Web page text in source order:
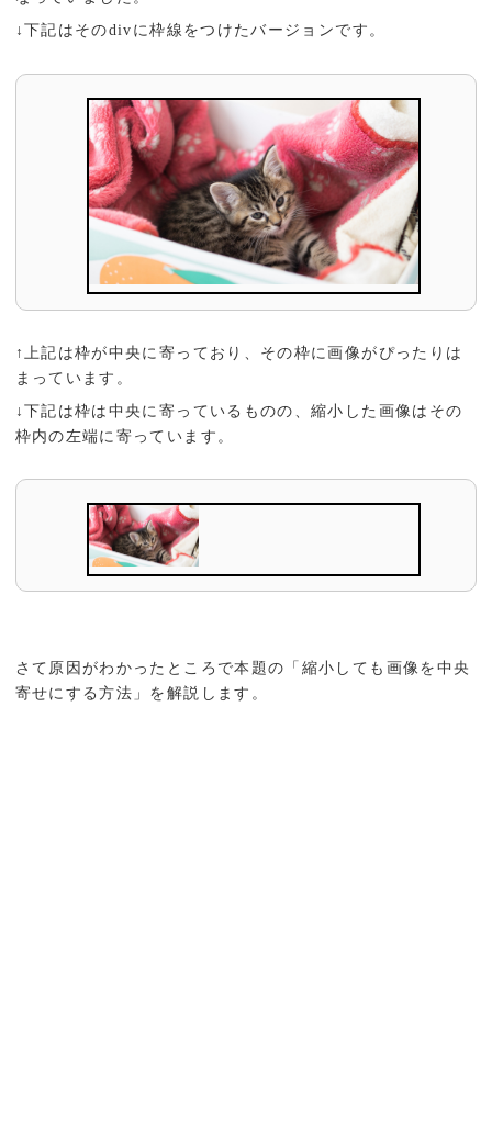
↓下記はそのdivに枠線をつけたバージョンです。
↑上記は枠が中央に寄っており、その枠に画像がぴったりは
まっています。
↓下記は枠は中央に寄っているものの、縮小した画像はその
枠内の左端に寄っています。
さて原因がわかったところで本題の「縮小しても画像を中央
寄せにする方法」を解説します。